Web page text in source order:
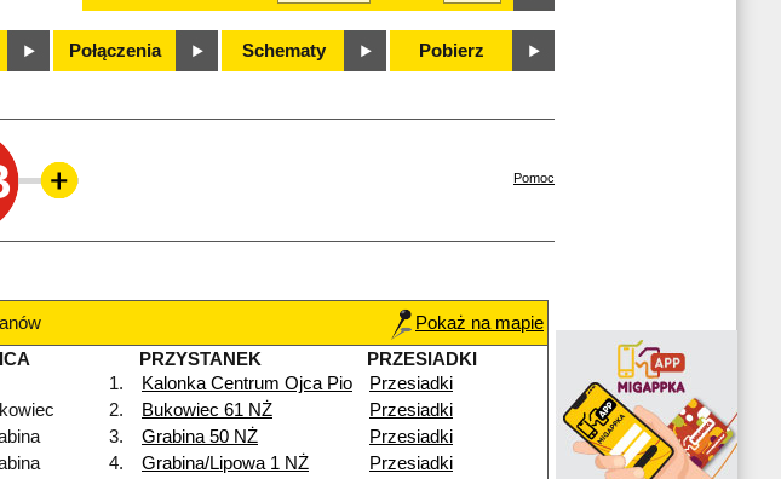
Połączenia Schematy Pobierz
Pomoc
Pokaż na mapie
PRZYSTANEK
PRZESIADKI
1.
Kalonka Centrum Ojca Pio
Przesiadki
2. Bukowiec 61 NŻ
Przesiadki
3. Grabina 50 NŻ
Przesiadki
4. Grabina/Lipowa 1 NŻ
Przesiadki